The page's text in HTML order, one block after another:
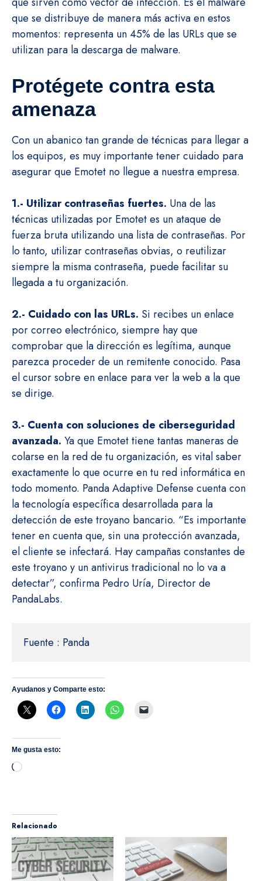
que se distribuye de manera más activa en estos
momentos: representa un 45% de las URLs que se
utilizan para la descarga de malware.
Protégete contra esta
amenaza
Con un abanico tan grande de técnicas para llegar a
los equipos, es muy importante tener cuidado para
asegurar que Emotet no llegue a nuestra empresa.
1.- Utilizar contraseñas fuertes. Una de las
técnicas utilizadas por Emotet es un ataque de
fuerza bruta utilizando una lista de contraseñas. Por
lo tanto, utilizar contraseñas obvias, o reutilizar
siempre la misma contraseña, puede facilitar su
llegada a tu organización.
2.- Cuidado con las URLs. Si recibes un enlace
por correo electrónico, siempre hay que
comprobar que la dirección es legítima, aunque
parezca proceder de un remitente conocido. Pasa
el cursor sobre en enlace para ver la web a la que
se dirige.
3.- Cuenta con soluciones de ciberseguridad
avanzada. Ya que Emotet tiene tantas maneras de
colarse en la red de tu organización, es vital saber
exactamente lo que ocurre en tu red informática en
todo momento. Panda Adaptive Defense cuenta con
la tecnología específica desarrollada para la
detección de este troyano bancario. “Es importante
tener en cuenta que, sin una protección avanzada,
el cliente se infectará. Hay campañas constantes de
este troyano y un antivirus tradicional no lo va a
detectar”, confirma Pedro Uría, Director de
PandaLabs.
Fuente : Panda
Ayudanos y Comparte esto:
Me gusta esto:
Cargando...
Relacionado